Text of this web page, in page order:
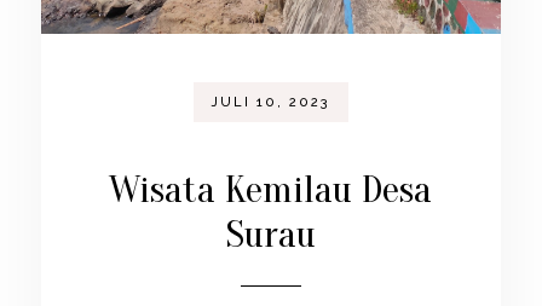
JULI 10, 2023
Wisata Kemilau Desa
Surau